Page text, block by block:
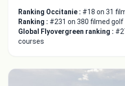
Ranking Occitanie : #18 on 31
Ranking : #231 on 380 filmed
Global Flyovergreen ranking :
courses